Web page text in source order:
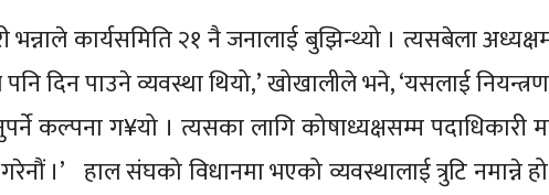
भन्नाले कार्यसमिति २१ नै जनालाई बुझिन्थ्यो । त्यसबेला
दिन पाउने व्यवस्था थियो,’ खोखालीले भने, ‘यसलाई
कल्पना ग¥यो । त्यसका लागि कोषाध्यक्षसम्म पदाधिकारी
।’ हाल संघको विधानमा भएको व्यवस्थालाई त्रुटि नमान्ने